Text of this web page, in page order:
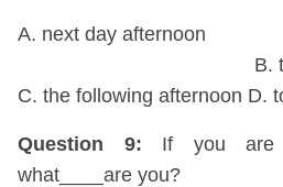
A. next day
B. the
C. the following afternoon D.
Question 9: If you are
what____are you?